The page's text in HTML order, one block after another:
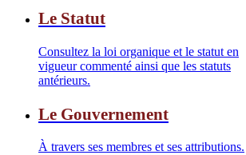
Le Statut
Consultez la loi organique et le statut en
vigueur commenté ainsi que les statuts
antérieurs.
Le Gouvernement
À travers ses membres et ses attributions.